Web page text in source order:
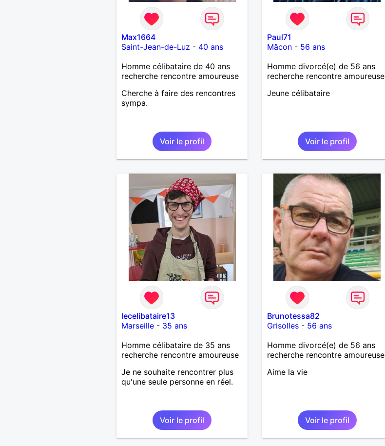
Max1664
Saint-Jean-de-Luz - 40 ans
Homme célibataire de 40 ans
recherche rencontre amoureuse
Cherche à faire des rencontres
sympa.
Voir le profil
Paul71
Mâcon- 56 ans
Homme divorcé(e) de 56 ans
recherche rencontre amoureuse
Jeune célibataire
Voir le profil
lecelibataire13
Marseille- 35 ans
Homme célibataire de 35 ans
recherche rencontre amoureuse
Je ne souhaite rencontrer plus
qu'une seule personne en réel.
Voir le profil
Brunotessa82
Grisolles- 56 ans
Homme divorcé(e) de 56 ans
recherche rencontre amoureuse
Aime la vie
Voir le profil